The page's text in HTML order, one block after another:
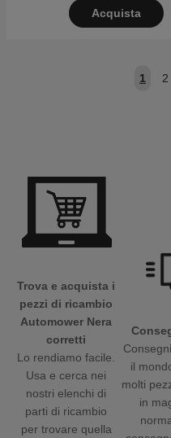
Acquista
1 2
Trova e acquista i
pezzi di ricambio
Automower Nera
corretti
Lo rendiamo facile.
Usa e cerca nei
nostri elenchi di
parti di ricambio
per trovare quella
il
molti
in